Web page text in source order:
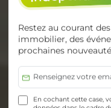
Restez au courant
immobilier, des
prochaines
En cochant cette case,